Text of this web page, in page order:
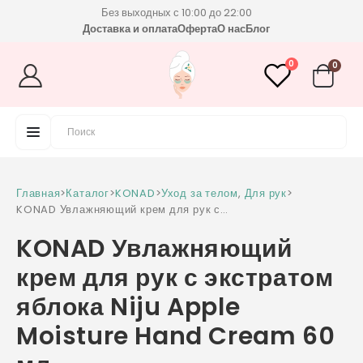
Без выходных с 10:00 до 22:00
Доставка и оплатаОфертаО насБлог
0 0
Главная>Каталог>KONAD>Уход за телом, Для рук>
KONAD Увлажняющий крем для рук с
Cream 60 мл
KONAD Увлажняющий
крем для рук с экстратом
яблока Niju Apple
Moisture Hand Cream 60